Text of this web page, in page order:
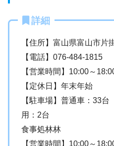
詳細
【住所】富山県富山市片
【電話】076-484-1815
【営業時間】10:00～
【定休日】年末年始
【駐車場】普通車：33
用：2台
食事処林林
【営業時間】10:00～